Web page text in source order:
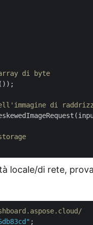
di byte
di
locale/di rete,